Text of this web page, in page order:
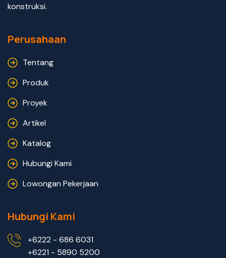
konstruksi.
Perusahaan
Tentang
Produk
Proyek
Artikel
Katalog
Hubungi Kami
Lowongan Pekerjaan
Hubungi Kami
+6222 - 686 6031
+6221 - 5890 5200